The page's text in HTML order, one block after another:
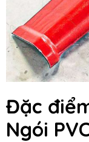
Đặc
Ngói